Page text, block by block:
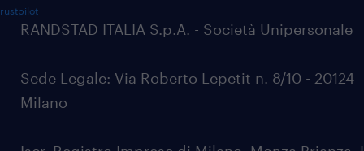
RANDSTAD ITALIA S.p.A. - Società Unipersonale
Sede Legale: Via Roberto Lepetit n. 8/10 - 20124
Milano